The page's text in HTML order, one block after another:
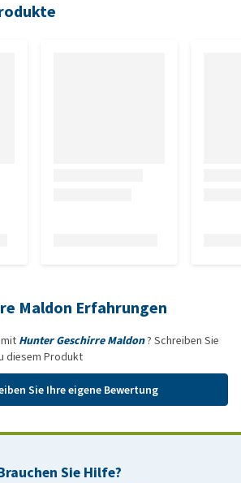
Maldon Erfahrungen
Hunter Geschirre Maldon? Schreiben Sie
diesem Produkt
Sie Ihre eigene Bewertung
Sie Hilfe?